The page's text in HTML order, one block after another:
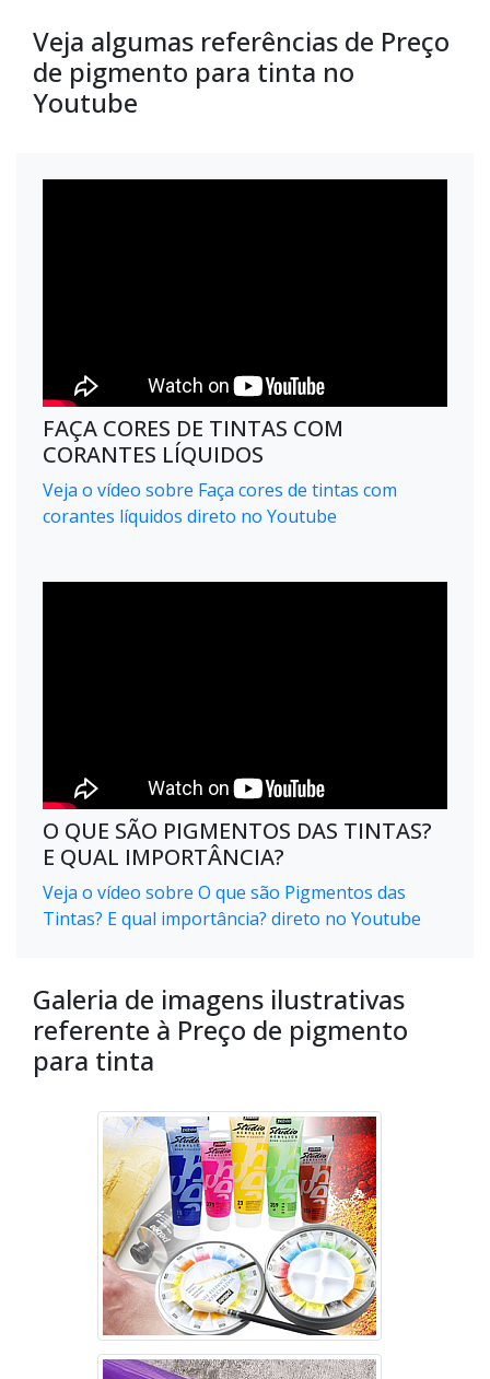
Veja algumas referências de Preço
de pigmento para tinta no
Youtube
FAÇA CORES DE TINTAS COM
CORANTES LÍQUIDOS
Veja o vídeo sobre Faça cores de tintas com
corantes líquidos direto no Youtube
O QUE SÃO PIGMENTOS DAS TINTAS?
E QUAL IMPORTÂNCIA?
Veja o vídeo sobre O que são Pigmentos das
Tintas? E qual importância? direto no Youtube
Galeria de imagens ilustrativas
referente à Preço de pigmento
para tinta